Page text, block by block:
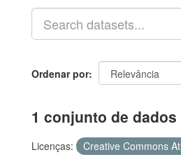
Ordenar por
1 conjunto de
Licenças: Creative Commons